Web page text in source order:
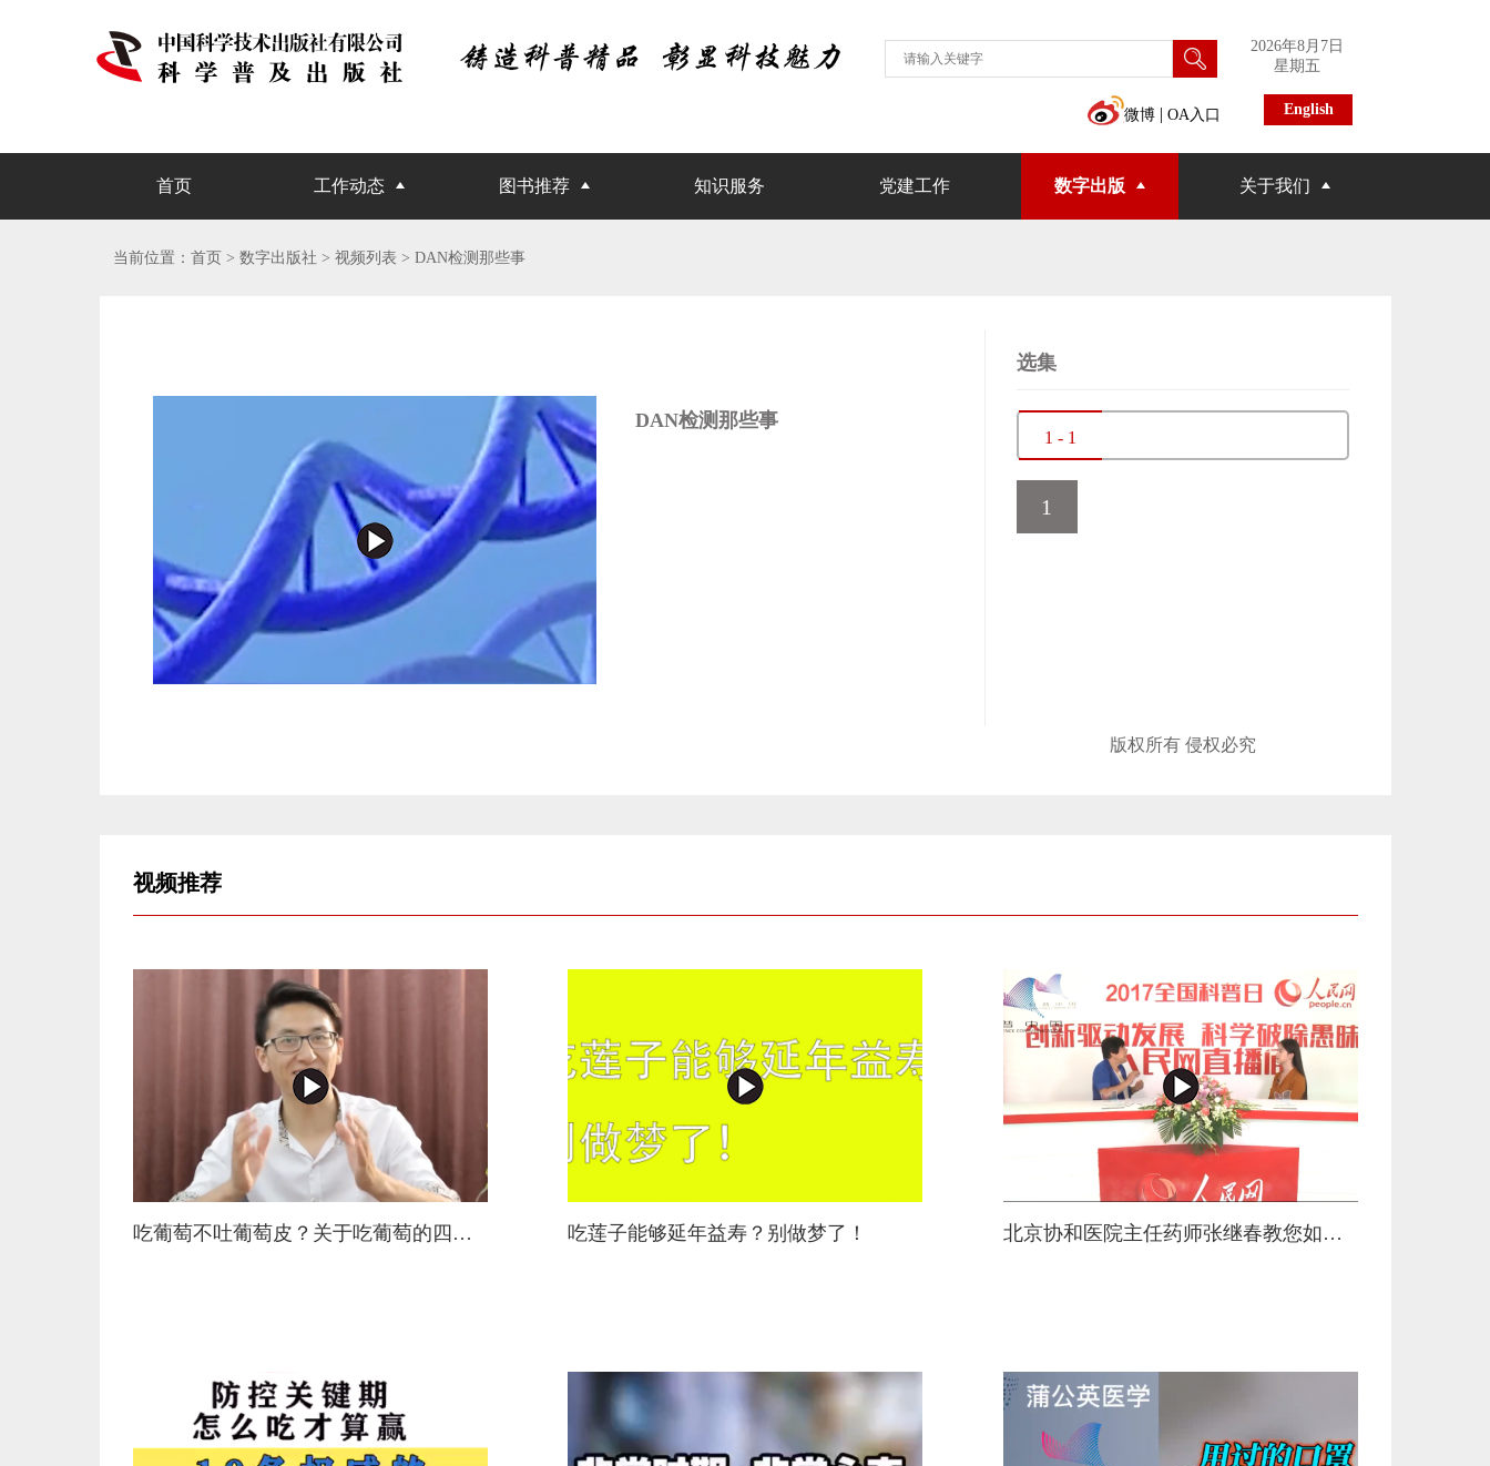
2026年8月7日
星期五
微博 | OA入口 English
首页 工作动态 图书推荐 知识服务 党建工作 数字出版 关于我们
当前位置： 首页 > 数字出版社 > 视频列表 > DAN检测那些事
DAN检测那些事
选集
1 - 1
1
版权所有 侵权必究
视频推荐
吃葡萄不吐葡萄皮？关于吃葡萄的四项基本能力 吃莲子能够延年益寿？别做梦了！ 北京协和医院主任药师张继春教您如何安全用药